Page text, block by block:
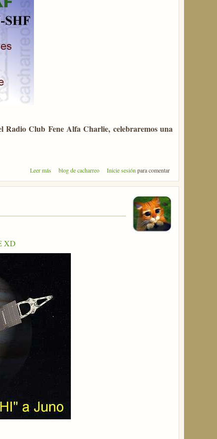
Radio Club Fene Alfa Charlie, celebraremos una
Leer más sobre Micro-MET 2013
blog de cacharreo Inicie sesiónpara comentar
XD